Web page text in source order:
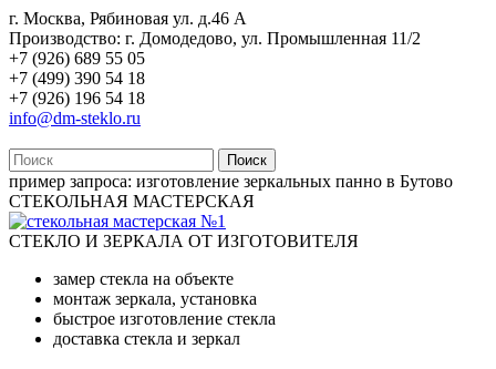
г. Москва, Рябиновая ул. д.46 А
Производство: г. Домодедово, ул. Промышленная 11/2
+7 (926) 689 55 05
+7 (499) 390 54 18
+7 (926) 196 54 18
info@dm-steklo.ru
Поиск
пример запроса: изготовление зеркальных панно в Бутово
СТЕКОЛЬНАЯ МАСТЕРСКАЯ
СТЕКЛО И ЗЕРКАЛА ОТ ИЗГОТОВИТЕЛЯ
замер стекла на объекте
монтаж зеркала, установка
быстрое изготовление стекла
доставка стекла и зеркал